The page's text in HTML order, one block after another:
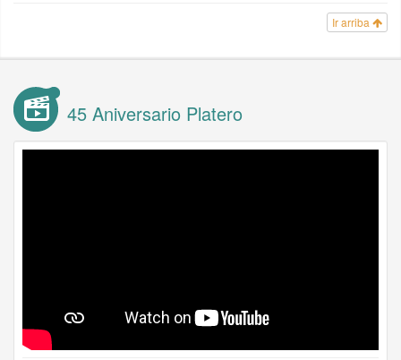
Ir arriba
45 Aniversario Platero